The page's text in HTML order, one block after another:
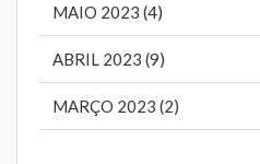
MAIO 2023 (4)
ABRIL 2023 (9)
MARÇO 2023 (2)